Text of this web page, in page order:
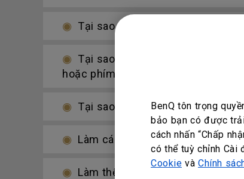
BenQ tôn trọng
bảo bạn có được
cách nhấn “Chấp
có thể tuỳ chỉnh
Cookie và Chính
Tại sao có hai tên màn hình
Tại sao tôi không thể truy cập
hoặc phím tắt trong menu OSD?
Tại sao Wi-Fi lại tự động tắt sau
Làm cách nào để thêm máy chủ
Làm thế nào tôi có thể sao chép